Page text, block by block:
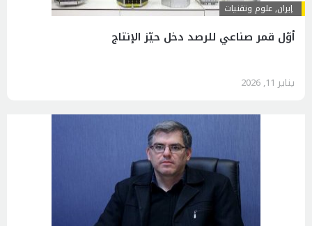
إيران,علوم وتقنيات
أوّل قمر صناعي للرصد دخل حيّز الإنتاج
يناير 11, 2026